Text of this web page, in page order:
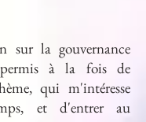
sur la gouvernance
à la fois de
qui m'intéresse
et d'entrer au